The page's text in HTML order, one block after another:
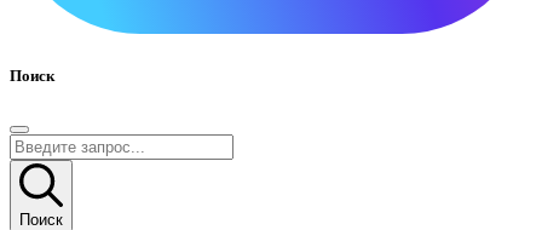
Поиск
Поиск